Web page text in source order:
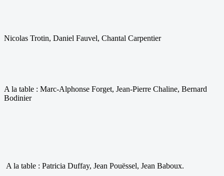
Nicolas Trotin, Daniel Fauvel, Chantal Carpentier
A la table : Marc-Alphonse Forget, Jean-Pierre Chaline, Bernard
Bodinier
A la table : Patricia Duffay, Jean Pouëssel, Jean Baboux.